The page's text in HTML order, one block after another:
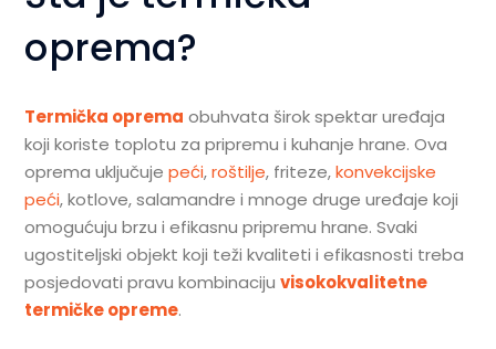
oprema?
Termička oprema obuhvata širok spektar uređaja
koji koriste toplotu za pripremu i kuhanje hrane. Ova
oprema uključujepeći,roštilje, friteze,konvekcijske
peći, kotlove, salamandre i mnoge druge uređaje koji
omogućuju brzu i efikasnu pripremu hrane. Svaki
ugostiteljski objekt koji teži kvaliteti i efikasnosti treba
posjedovati pravu kombinacijuvisokokvalitetne
termičke opreme.